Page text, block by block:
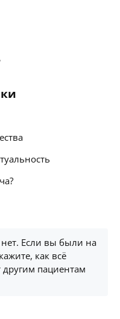
Если вы были на
как всё
пациентам